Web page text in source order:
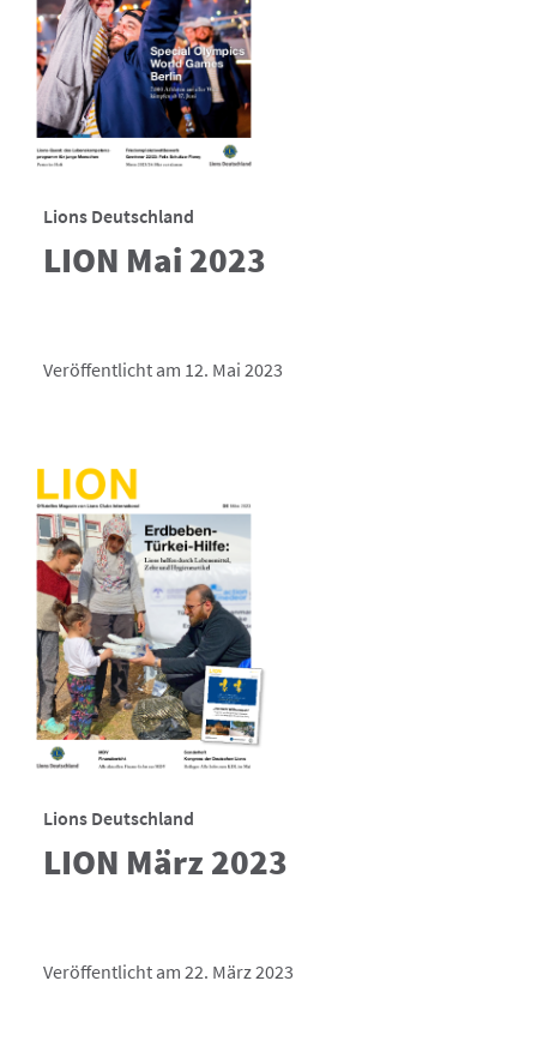
Lions Deutschland
LION Mai 2023
Veröffentlicht am 12. Mai 2023
Lions Deutschland
LION März 2023
Veröffentlicht am 22. März 2023